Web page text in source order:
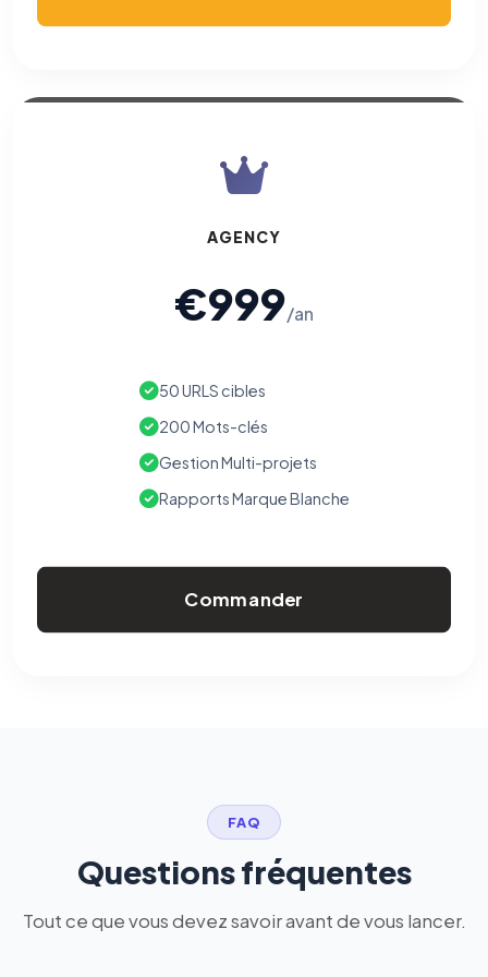
AGENCY
€999/an
50 URLS cibles
200 Mots-clés
Gestion Multi-projets
Rapports Marque Blanche
Commander
FAQ
Questions fréquentes
Tout ce que vous devez savoir avant de vous lancer.